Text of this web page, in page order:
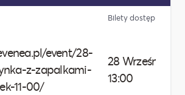
Bilety dostępne do
event/28-
z-zapalkami-
11-00/
28 Września
13:00